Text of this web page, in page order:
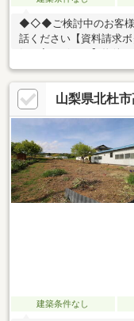
◆◇◆ご検討中のお客様
話ください【資料請求
気に入りボタン】物件
社LINE、ホームぺージ
https：//www.kowa-
https：//lin.ee/0gwqAsd
下さいませ♪
山梨県北杜
建築条件なし